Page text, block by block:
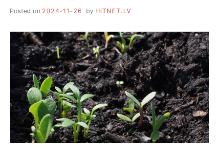
Posted on 2024-11-26 by HITNET.LV